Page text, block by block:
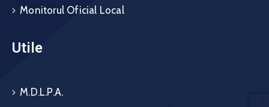
Monitorul Oficial Local
Utile
M.D.L.P.A.